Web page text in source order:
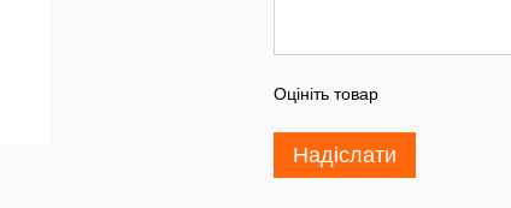
Оцініть товар
Надіслати